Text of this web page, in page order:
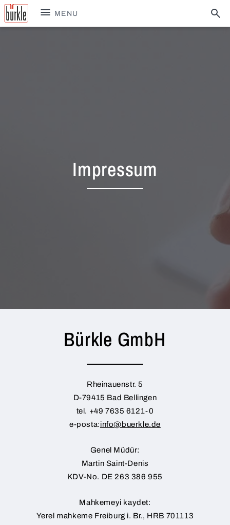
MENU
Impressum
Bürkle GmbH
Rheinauenstr. 5
D-79415 Bad Bellingen
tel. +49 7635 6121-0
e-posta:info@buerkle.de
Genel Müdür:
Martin Saint-Denis
KDV-No. DE 263 386 955
Mahkemeyi kaydet:
Yerel mahkeme Freiburg i. Br., HRB 701113